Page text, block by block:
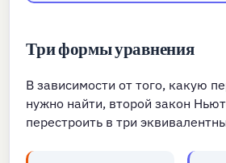
Три формы уравнения
В зависимости от того, какую
нужно найти, второй закон
перестроить в три